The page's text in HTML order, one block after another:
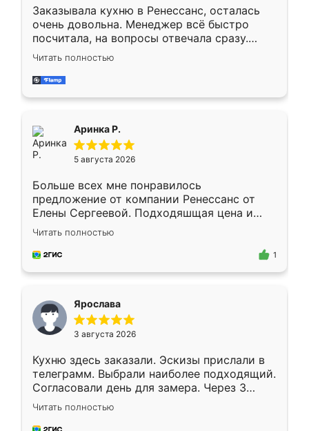
Заказывала кухню в Ренессанс, осталась
очень довольна. Менеджер всё быстро
посчитала, на вопросы отвечала сразу.
Замерщик приехал в субботу, подошёл к
делу со всей ответственностью. Собрали
за день, ребята работали аккуратно, даже
Читать полностью
Аринка Р.
5 августа 2026
Больше всех мне понравилось
предложение от компании Ренессанс от
Елены Сергеевой. Подходяшщая цена и
короткие сроки изготовления. Приехавший
для замера сотрудник Владислав
предложил по моему эскизу самый
Читать полностью
1
Ярослава
3 августа 2026
Кухню здесь заказали. Эскизы прислали в
телеграмм. Выбрали наиболее подходящий.
Согласовали день для замера. Через 3
недели кухня была уже готова. Остались
довольны работой. Спасибо Ренессанс
Читать полностью